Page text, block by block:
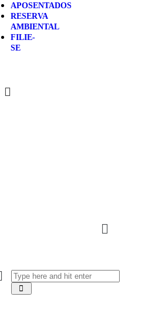
APOSENTADOS
RESERVA
AMBIENTAL
FILIE-
SE